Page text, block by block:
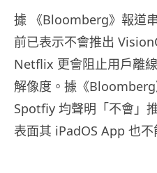
據 《Bloomberg》報道
前已表示不會推出
Netflix 更會阻止用戶離
解像度。據《
Spotfiy 均聲明「不會」
表面其 iPadOS App 也